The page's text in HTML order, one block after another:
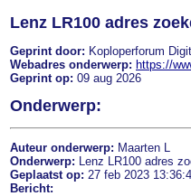
Lenz LR100 adres
Geprint door: Koploperforum
Webadres onderwerp: https://
Geprint op: 09 aug 2026
Onderwerp:
Auteur onderwerp: Maarten L
Onderwerp: Lenz LR100 adres
Geplaatst op: 27 feb 2023
Bericht: